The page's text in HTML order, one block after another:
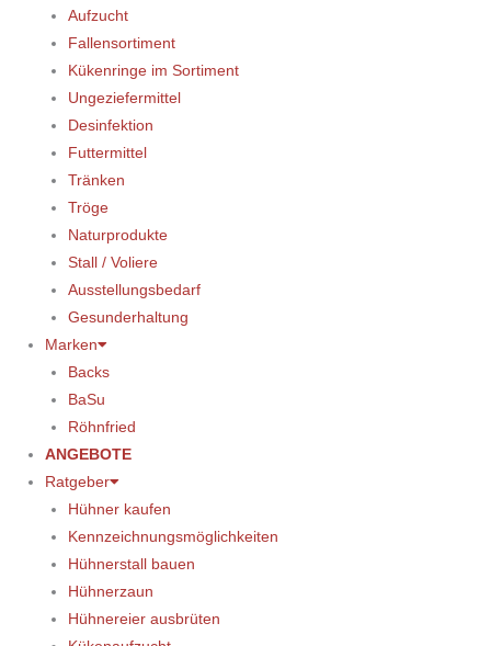
Aufzucht
Fallensortiment
Kükenringe im Sortiment
Ungeziefermittel
Desinfektion
Futtermittel
Tränken
Tröge
Naturprodukte
Stall / Voliere
Ausstellungsbedarf
Gesunderhaltung
Marken
Backs
BaSu
Röhnfried
ANGEBOTE
Ratgeber
Hühner kaufen
Kennzeichnungsmöglichkeiten
Hühnerstall bauen
Hühnerzaun
Hühnereier ausbrüten